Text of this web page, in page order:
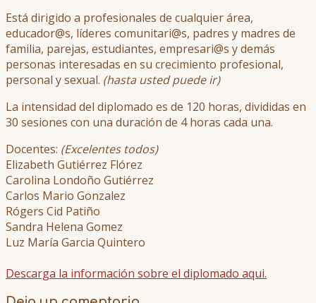
Está dirigido a profesionales de cualquier área,
educador@s, líderes comunitari@s, padres y madres de
familia, parejas, estudiantes, empresari@s y demás
personas interesadas en su crecimiento profesional,
personal y sexual. (hasta usted puede ir)
La intensidad del diplomado es de 120 horas, divididas en
30 sesiones con una duración de 4 horas cada una.
Docentes: (Excelentes todos)
Elizabeth Gutiérrez Flórez
Carolina Londoño Gutiérrez
Carlos Mario Gonzalez
Rógers Cid Patiño
Sandra Helena Gomez
Luz María Garcia Quintero
Descarga la información sobre el diplomado aqui.